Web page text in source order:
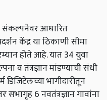
संकल्पनेवर आधारित
केंद्र या ठिकाणी सीमा
होते आहे. यात 34 युवा
व तंत्रज्ञान मांडण्याची संधी
भागीदारीतून
सभागृह 6 नवतंत्रज्ञान गावांना